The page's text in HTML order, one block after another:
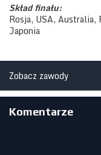
Skład finału:
Rosja, USA, Australia,
Japonia
Zobacz zawody
Komentarze